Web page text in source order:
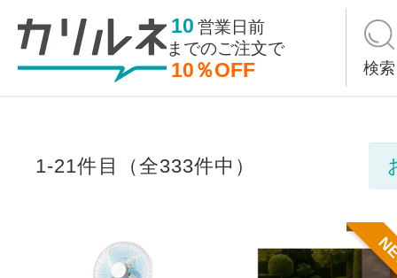
10 営業日前
までのご注文で
10％OFF 検索
1-21件目（全333件中）